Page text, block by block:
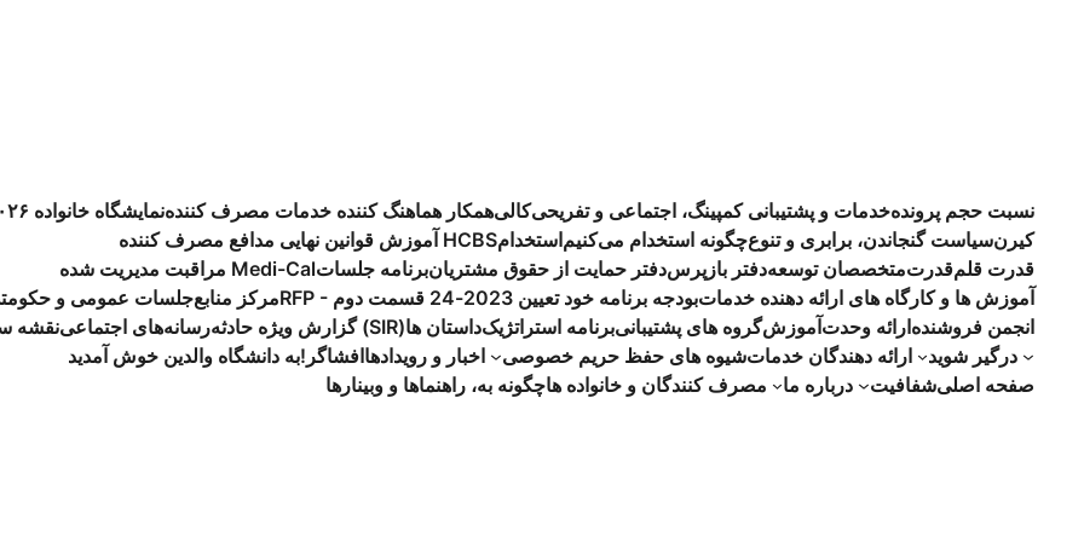
نمایشگاه خانواده ۲۰۲۶همکار هماهنگ کننده خدمات مصرف کنندهکالیخدمات و پشتیبانی کمپینگ، اجتماعی و تفریحینسبت حجم پرونده
آموزش قوانین نهایی HCBSاستخدامچگونه استخدام می‌کنیمسیاست گنجاندن، برابری و تنوعکیرن
مراقبت مدیریت شده Medi-Calبرنامه جلساتدفتر حمایت از حقوق مشتریاندفتر بازپرسمتخصصان توسعهقدرتقدرت قلم
جلسات عمومی ومرکز منابع RFP - بودجه برنامه خود تعیین 2023-24 قسمت دومآموزش ها و کارگاه های ارائه دهنده خدمات
نقشهرسانه‌های اجتماعی گزارش ویژه حادثه (SIR)داستان هابرنامه استراتژیکگروه های پشتیبانیآموزشارائه وحدتانجمن فروشنده
به دانشگاه والدین خوش آمدید! افشاگراخبار و رویدادها شیوه های حفظ حریم خصوصیارائه دهندگان خدمات
درگیر شوید
چگونه به، راهنماها و وبینارهامصرف کنندگان و خانواده ها درباره ما شفافیتصفحه اصلی